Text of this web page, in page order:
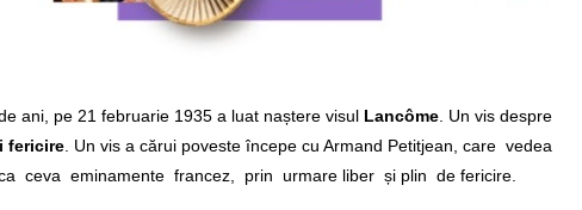
ani, pe 21 februarie 1935 a luat naștere visul Lancôme . Un vis despre
fericire . Un vis a cărui poveste începe cu Armand Petitjean, care vedea
ceva eminamente francez, prin urmare liber și plin de fericire.